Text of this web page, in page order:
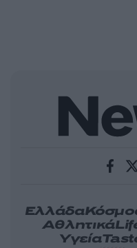
Ελλάδα
Αθλητικά
Υγεία